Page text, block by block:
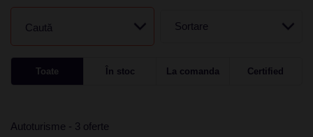
Caută Sortare
Toate În stoc La comanda Certified
Autoturisme - 3 oferte